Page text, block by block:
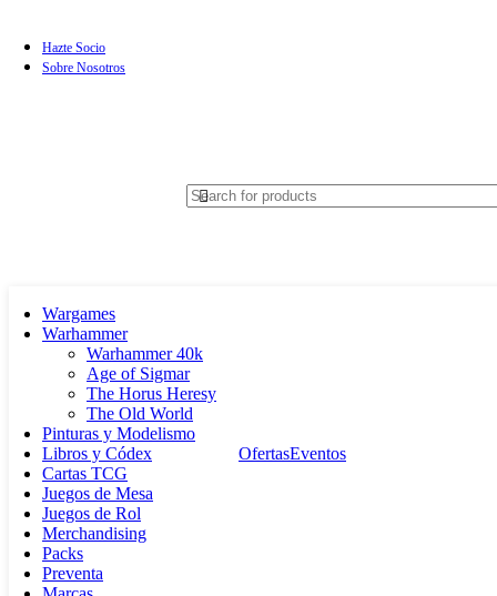
Hazte Socio
Sobre Nosotros
Wargames
Warhammer
Warhammer 40k
Age of Sigmar
The Horus Heresy
The Old World
Pinturas y Modelismo
Libros y Códex
Cartas TCG
Juegos de Mesa
Juegos de Rol
Merchandising
Packs
Preventa
OfertasEventos